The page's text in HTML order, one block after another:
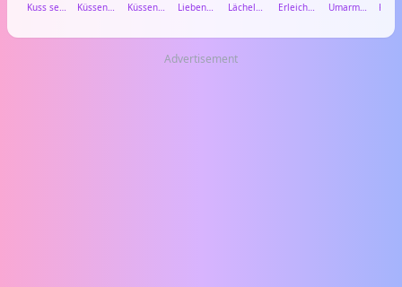
Kuss sendendes Gesicht Küssendes Gesicht mit geschlossenen Augen Küssendes Gesicht mit geschlossenen Augen und rosigen Wangen Liebendes Gesicht mit Herz-Augen Lächelndes Gesicht mit lächelnden Augen Erleichtertes Gesicht Umarmendes Gesicht
Advertisement